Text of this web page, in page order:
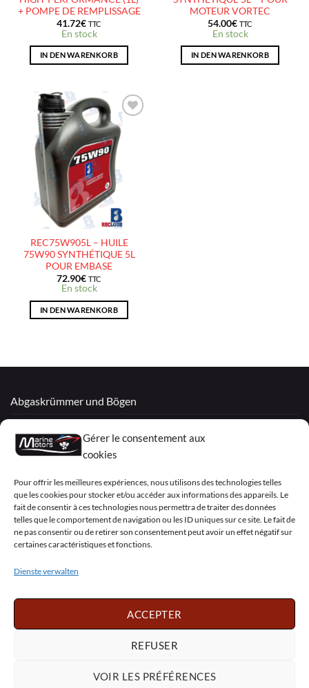
Gérer le consentement aux
cookies
Pour offrir les meilleures expériences, nous utilisons des technologies telles
que les cookies pour stocker et/ou accéder aux informations des appareils. Le
fait de consentir à ces technologies nous permettra de traiter des données
telles que le comportement de navigation ou les ID uniques sur ce site. Le fait de
ne pas consentir ou de retirer son consentement peut avoir un effet négatif sur
certaines caractéristiques et fonctions.
Dienste verwalten
ACCEPTER
REFUSER
VOIR LES PRÉFÉRENCES
+ POMPE DE REMPLISSAGE
41.72€ TTC
En stock
IN DEN WARENKORB
MOTEUR VORTEC
54.00€ TTC
En stock
IN DEN WARENKORB
AJOUTER
À LA
LISTE
D’ENVIES
REC75W905L – HUILE
75W90 SYNTHÉTIQUE 5L
POUR EMBASE
72.90€ TTC
En stock
IN DEN WARENKORB
Abgaskrümmer und Bögen
Mercruiser
VOLVO PENTA / OMC
My Account
Italiano Português